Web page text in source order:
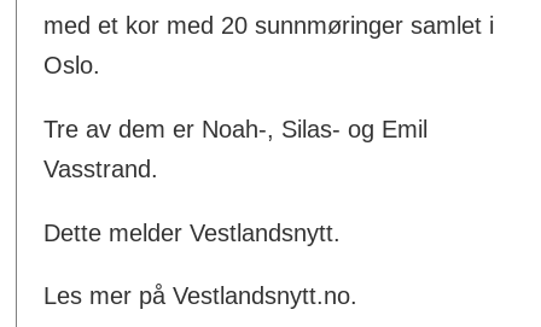
med et kor med 20 sunnmøringer samlet i
Oslo.
Tre av dem er Noah-, Silas- og Emil
Vasstrand.
Dette melder Vestlandsnytt.
Les mer på Vestlandsnytt.no.